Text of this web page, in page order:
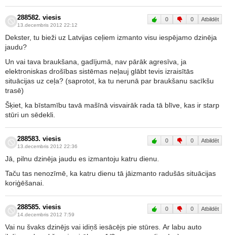
288582. viesis
13.decembris 2012 22:12
0 0 Atbildēt
Dekster, tu bieži uz Latvijas ceļiem izmanto visu iespējamo dzinēja
jaudu?
Un vai tava braukšana, gadījumā, nav pārāk agresīva, ja
elektroniskas drošības sistēmas neļauj glābt tevis izraisītās
situācijas uz ceļa? (saprotot, ka tu nerunā par braukšanu sacīkšu
trasē)
Šķiet, ka bīstamību tavā mašīnā visvairāk rada tā blīve, kas ir starp
stūri un sēdekli.
288583. viesis
13.decembris 2012 22:36
0 0 Atbildēt
Jā, pilnu dzinēja jaudu es izmantoju katru dienu.
Taču tas nenozīmē, ka katru dienu tā jāizmanto radušās situācijas
koriģēšanai.
288585. viesis
14.decembris 2012 7:59
0 0 Atbildēt
Vai nu švaks dzinējs vai idiņš iesācējs pie stūres. Ar labu auto